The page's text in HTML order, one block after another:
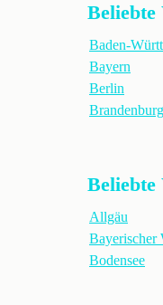
Beliebte
Baden-
Bayern
Berlin
Brandenburg
Beliebte
Allgäu
Bayerischer
Bodensee